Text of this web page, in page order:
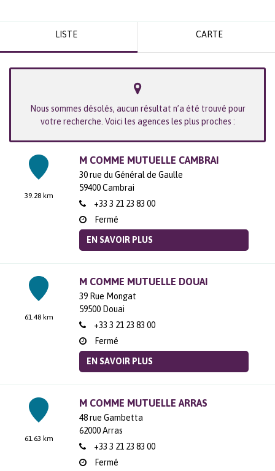
LISTE CARTE
Nous sommes désolés, aucun résultat n’a été trouvé pour
votre recherche. Voici les agences les plus proches :
39.28 km
M COMME MUTUELLE CAMBRAI
30 rue du Général de Gaulle
59400Cambrai
+33 3 21 23 83 00
Fermé
EN SAVOIR PLUS
61.48 km
M COMME MUTUELLE DOUAI
39 Rue Mongat
59500 Douai
+33 3 21 23 83 00
Fermé
EN SAVOIR PLUS
61.63 km
M COMME MUTUELLE ARRAS
48 rue Gambetta
62000Arras
+33 3 21 23 83 00
Fermé